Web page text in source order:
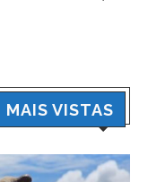
MAIS VISTAS